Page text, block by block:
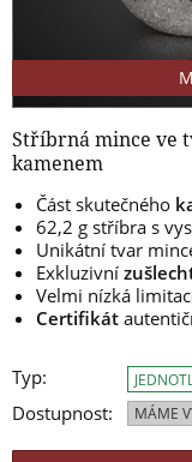
Stříbrná mince ve
kamenem
Část skutečného
62,2 g stříbra s
Unikátní tvar
Exkluzivní
Velmi nízká
Certifikát
Typ:
Dostupnost:
MÁME